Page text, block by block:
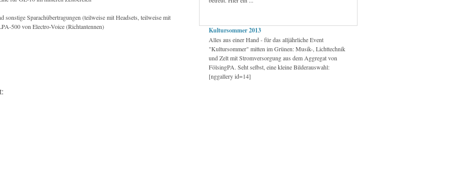
Sparachübertragungen (teilweise mit Headsets, teilweise mit
500 von Electro-Voice (Richtantennen)
Kultursommer 2013
Alles aus einer Hand - für das alljährliche Event
"Kultursommer" mitten im Grünen: Musik-, Lichttechnik
und Zelt mit Stromversorgung aus dem Aggregat von
FölsingPA. Seht selbst, eine kleine Bilderauswahl:
[nggallery id=14]